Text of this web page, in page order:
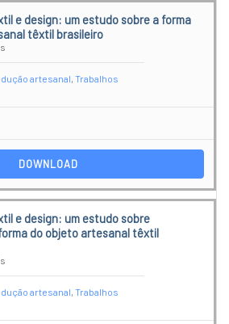
e design: um estudo sobre a forma
têxtil brasileiro
artesanal, Trabalhos
DOWNLOAD
e design: um estudo sobre
do objeto artesanal têxtil
artesanal, Trabalhos